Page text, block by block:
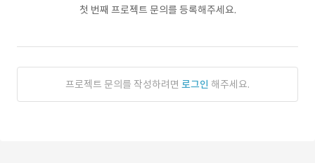
첫 번째 프로젝트 문의를 등록해주세요.
프로젝트 문의를 작성하려면 로그인 해주세요.